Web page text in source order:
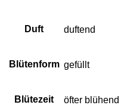
Duft duftend
Blütenform gefüllt
Blütezeit öfter blühend